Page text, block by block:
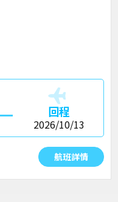
回程
2026/10/13
航班詳情